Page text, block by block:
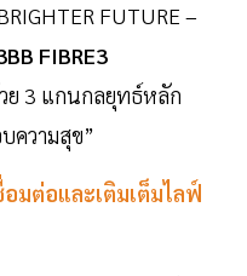
FUTURE –
FIBRE3
ย 3 แกนกลยุทธ์หลัก
ความสุข”
อมต่อและเติมเต็มไลฟ์